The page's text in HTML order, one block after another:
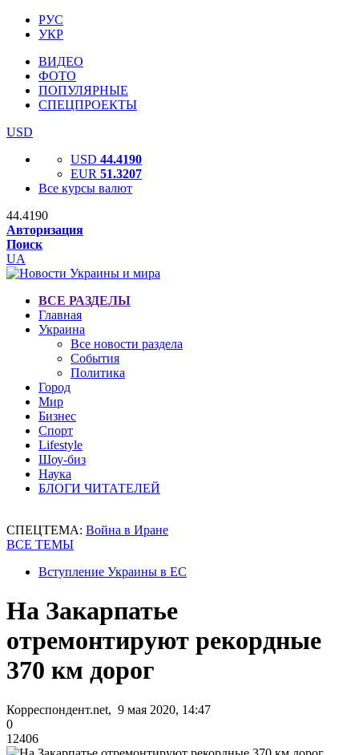
РУС
УКР
ВИДЕО
ФОТО
ПОПУЛЯРНЫЕ
СПЕЦПРОЕКТЫ
USD
USD 44.4190
EUR 51.3207
Все курсы валют
44.4190
Авторизация
Поиск
UA
ВСЕ РАЗДЕЛЫ
Главная
Украина
Все новости раздела
События
Политика
Город
Мир
Бизнес
Спорт
Lifestyle
Шоу-биз
Наука
БЛОГИ ЧИТАТЕЛЕЙ
СПЕЦТЕМА: Война в Иране
ВСЕ ТЕМЫ
Вступление Украины в ЕС
На Закарпатье
отремонтируют рекордные
370 км дорог
Корреспондент.net, 9 мая 2020, 14:47
0
12406